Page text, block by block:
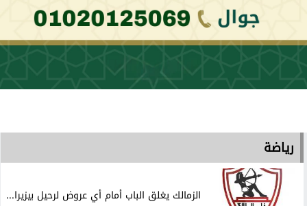
رياضة
الزمالك يغلق الباب أمام أي عروض لرحيل بيزيرا...